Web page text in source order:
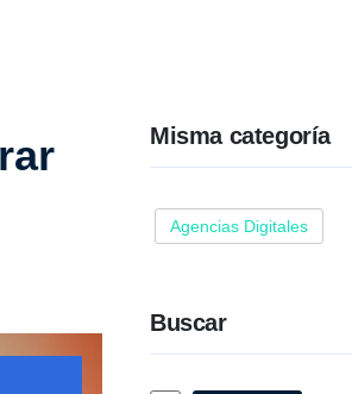
Misma categoría
Agencias Digitales
Buscar